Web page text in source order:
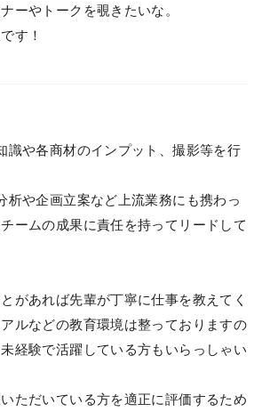
ーやトークを覗きたいな。
す！
識や各商材のインプット、撮影等を行
析や企画立案など上流業務にも携わっ
ームの成果に責任を持ってリードして
があれば先輩が丁寧に仕事を教えてく
ルなどの教育環境は整っておりますの
経験で活躍している方もいらっしゃい
ただいている方を適正に評価するため